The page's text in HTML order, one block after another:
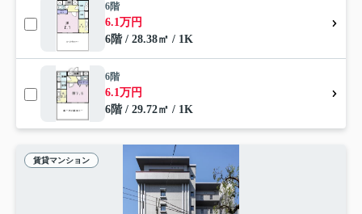
6階
6.1万円
6階 / 28.38㎡ / 1K
6階
6.1万円
6階 / 29.72㎡ / 1K
賃貸マンション